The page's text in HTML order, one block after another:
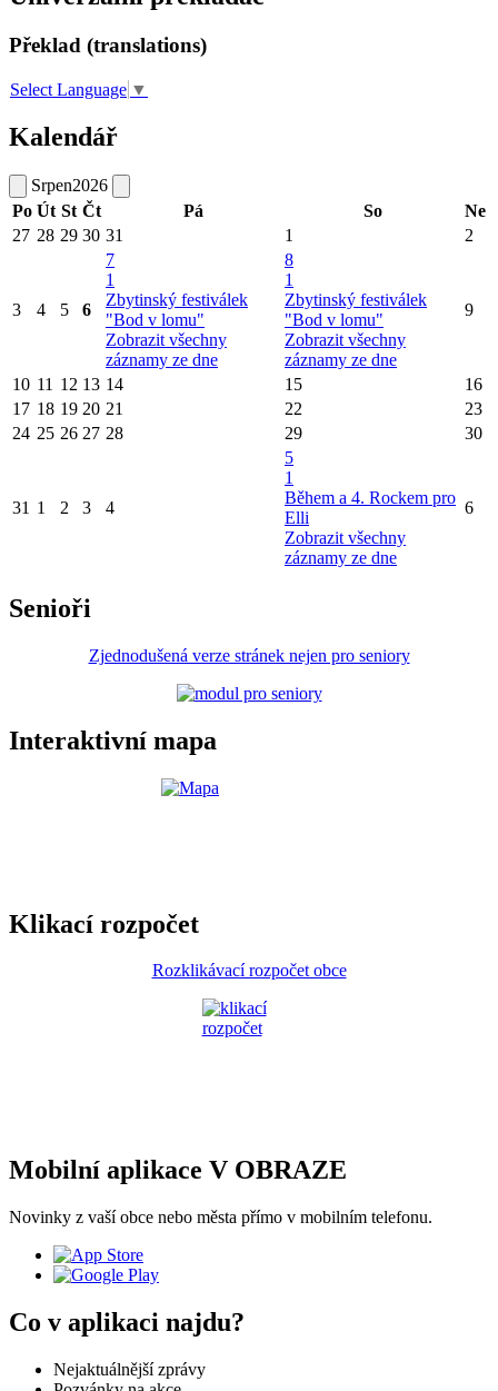
Překlad (translations)
Select Language ▼
Kalendář
Srpen2026
Po Út St Čt Pá So
Ne
27 28 29 30 31 1 2
3 4 5 6
7
1
Zbytinský festiválek
"Bod v lomu"
Zobrazit všechny
záznamy ze dne
8
1
Zbytinský festiválek
"Bod v lomu"
Zobrazit všechny
záznamy ze dne
9
10 11 12 13 14 15
16
17 18 19 20 21 22
23
24 25 26 27 28 29 30
31 1 2 3 4
5
1
Během a 4. Rockem pro
Elli
Zobrazit všechny
záznamy ze dne
6
Senioři
Zjednodušená verze stránek nejen pro seniory
Interaktivní mapa
Klikací rozpočet
Rozklikávací rozpočet obce
Mobilní aplikace V OBRAZE
Novinky z vaší obce nebo města přímo v mobilním telefonu.
Co v aplikaci najdu?
Nejaktuálnější zprávy